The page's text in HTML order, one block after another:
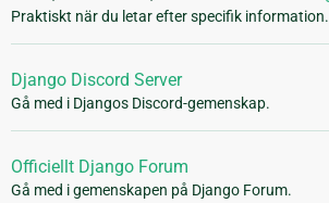
Praktiskt när du letar efter specifik information.
Django Discord Server
Gå med i Djangos Discord-gemenskap.
Officiellt Django Forum
Gå med i gemenskapen på Django Forum.